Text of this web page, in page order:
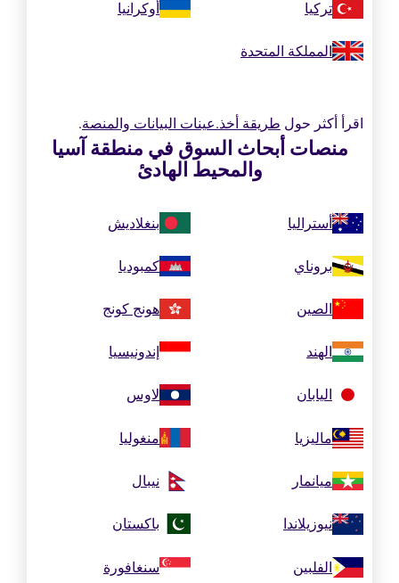
تركيا أوكرانيا
المملكة المتحدة
اقرأ أكثر حول طريقة أخذ.عينات البيانات والمنصة.
منصات أبحاث السوق في منطقة آسيا
والمحيط الهادئ
أستراليا بنغلاديش
بروناي كمبوديا
الصين هونج كونج
الهند إندونيسيا
اليابان لاوس
ماليزيا منغوليا
ميانمار نيبال
نيوزيلاندا باكستان
الفلبين سنغافورة